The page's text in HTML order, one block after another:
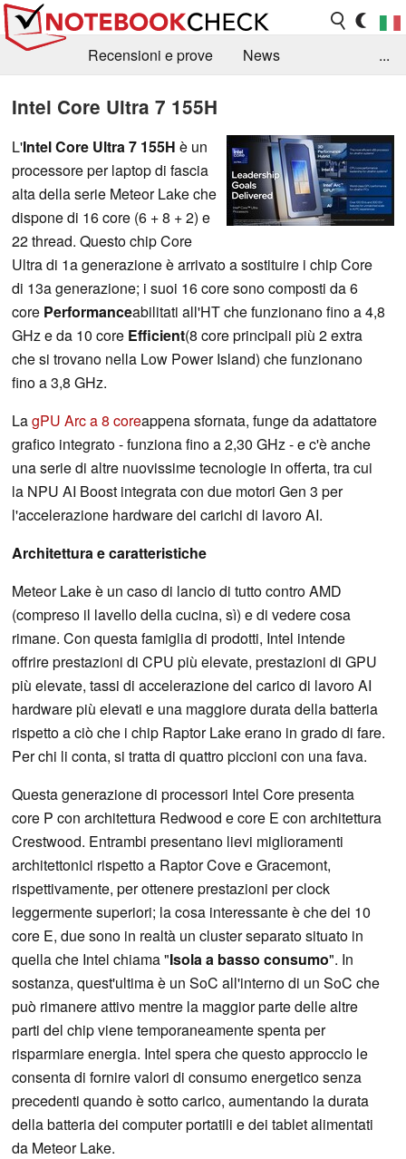
Recensioni e prove
News
Contact
...
Intel Core Ultra 7 155H
L'Intel Core Ultra 7 155H è un
processore per laptop di fascia
alta della serie Meteor Lake che
dispone di 16 core (6 + 8 + 2) e
22 thread. Questo chip Core
Ultra di 1a generazione è arrivato a sostituire i chip Core
di 13a generazione; i suoi 16 core sono composti da 6
core Performanceabilitati all'HT che funzionano fino a 4,8
GHz e da 10 core Efficient(8 core principali più 2 extra
che si trovano nella Low Power Island) che funzionano
fino a 3,8 GHz.
LagPU Arc a 8 coreappena sfornata, funge da adattatore
grafico integrato - funziona fino a 2,30 GHz - e c'è anche
una serie di altre nuovissime tecnologie in offerta, tra cui
la NPU AI Boost integrata con due motori Gen 3 per
l'accelerazione hardware dei carichi di lavoro AI.
Architettura e caratteristiche
Meteor Lake è un caso di lancio di tutto contro AMD
(compreso il lavello della cucina, sì) e di vedere cosa
rimane. Con questa famiglia di prodotti, Intel intende
offrire prestazioni di CPU più elevate, prestazioni di GPU
più elevate, tassi di accelerazione del carico di lavoro AI
hardware più elevati e una maggiore durata della batteria
rispetto a ciò che i chip Raptor Lake erano in grado di fare.
Per chi li conta, si tratta di quattro piccioni con una fava.
Questa generazione di processori Intel Core presenta
core P con architettura Redwood e core E con architettura
Crestwood. Entrambi presentano lievi miglioramenti
architettonici rispetto a Raptor Cove e Gracemont,
rispettivamente, per ottenere prestazioni per clock
leggermente superiori; la cosa interessante è che dei 10
core E, due sono in realtà un cluster separato situato in
quella che Intel chiama "Isola a basso consumo". In
sostanza, quest'ultima è un SoC all'interno di un SoC che
può rimanere attivo mentre la maggior parte delle altre
parti del chip viene temporaneamente spenta per
risparmiare energia. Intel spera che questo approccio le
consenta di fornire valori di consumo energetico senza
precedenti quando è sotto carico, aumentando la durata
della batteria dei computer portatili e dei tablet alimentati
da Meteor Lake.